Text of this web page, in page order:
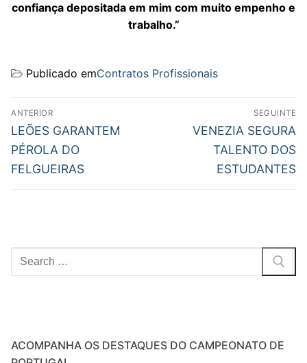
confiança depositada em mim com muito empenho e
trabalho.”
Publicado emContratos Profissionais
Navegação
de
artigos
ANTERIOR
Previous
post:
LEÕES GARANTEM
PÉROLA DO
FELGUEIRAS
SEGUINTE
Next
post:
VENEZIA SEGURA
TALENTO DOS
ESTUDANTES
Pesquisar
ACOMPANHA OS DESTAQUES DO CAMPEONATO DE